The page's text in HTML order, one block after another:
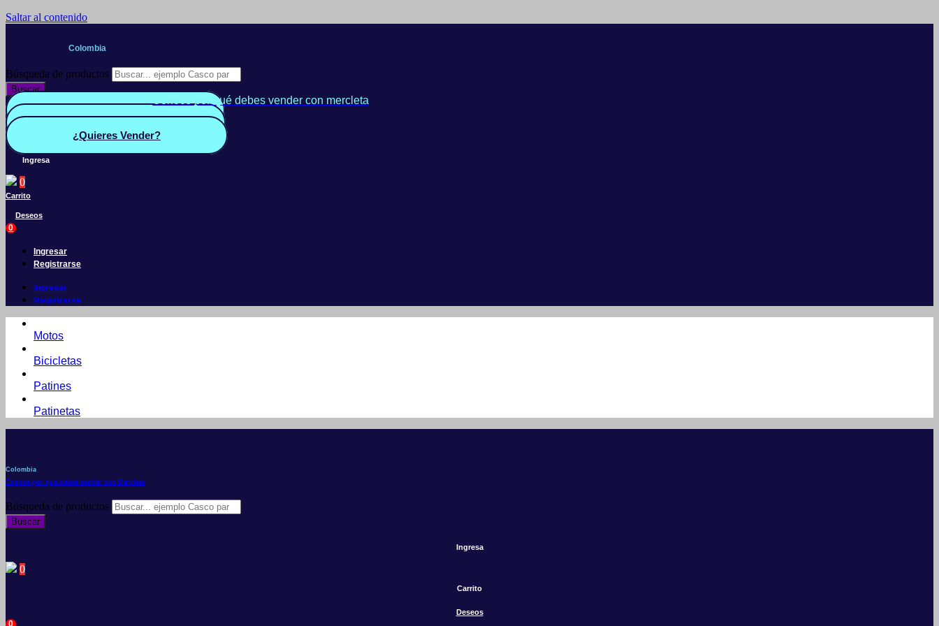
Saltar al contenido
Colombia
Búsqueda de productos
Buscar
Conoce por qué debes vender con mercleta
¿Quieres Vender?
Ingresa
0
Carrito
Deseos
0
Ingresar
Registrarse
Ingresar
Registrarse
Motos
Bicicletas
Patines
Patinetas
Colombia
Conoce por qué debes vender con Mercleta
Búsqueda de productos
Buscar
Ingresa
0
Carrito
Deseos
0